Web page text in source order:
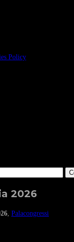
Policy
2026
Palacongressi